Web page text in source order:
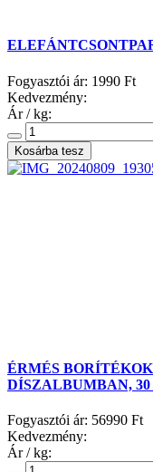
Fogyasztói ár: 1990 Ft
Kedvezmény:
Ár / kg:
ÉRMÉS
DÍSZALBUMBAN, 30
Fogyasztói ár: 56990 Ft
Kedvezmény:
Ár / kg: